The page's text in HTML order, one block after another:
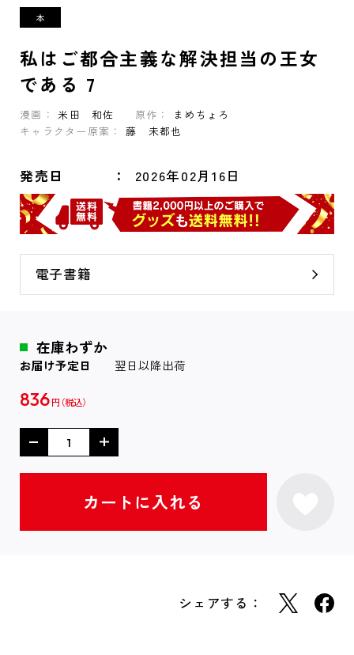
私はご都合主義な解決担当の王女
である 7
漫画： 米田 和佐 原作：
まめちょろ
キャラクター原案：
藤 未都也
発売日 2026年02月16日
電子書籍
在庫わずか
お届け予定日 翌日以降出荷
836 円
シェアする：